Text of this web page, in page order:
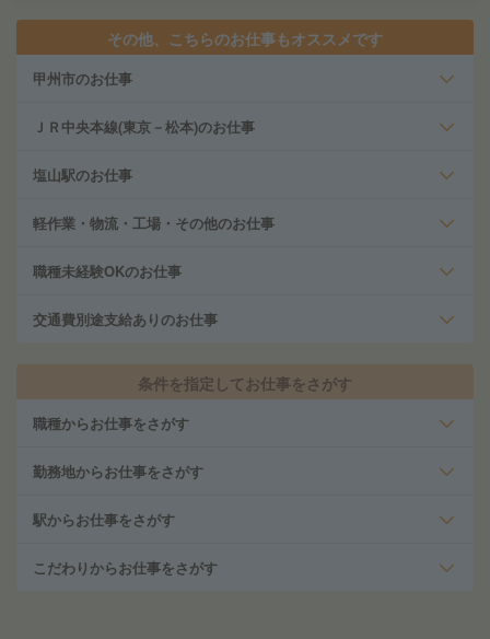
その他、こちらのお仕事もオススメです
甲州市のお仕事
ＪＲ中央本線(東京－松本)のお仕事
塩山駅のお仕事
軽作業・物流・工場・その他のお仕事
職種未経験OKのお仕事
交通費別途支給ありのお仕事
条件を指定してお仕事をさがす
職種からお仕事をさがす
勤務地からお仕事をさがす
駅からお仕事をさがす
こだわりからお仕事をさがす